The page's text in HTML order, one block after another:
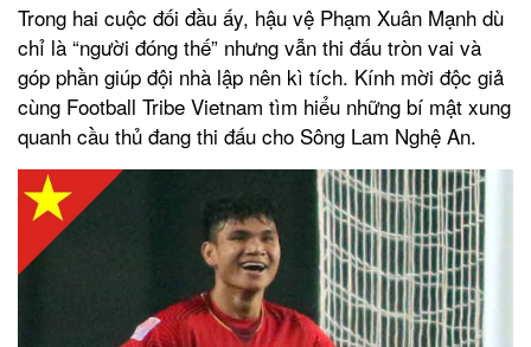
Trong hai cuộc đối đầu ấy, hậu vệ Phạm Xuân Mạnh dù
chỉ là “người đóng thế” nhưng vẫn thi đấu tròn vai và
góp phần giúp đội nhà lập nên kì tích. Kính mời độc giả
cùng Football Tribe Vietnam tìm hiểu những bí mật xung
quanh cầu thủ đang thi đấu cho Sông Lam Nghệ An.